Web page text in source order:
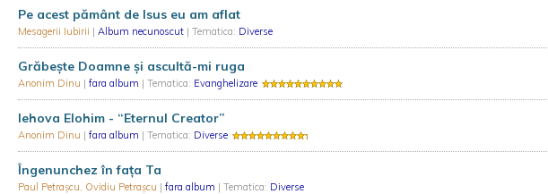
Pe acest pământ de Isus eu am aflat
Mesagerii Iubirii | Album necunoscut | Tematica: Diverse
Grăbeşte Doamne şi ascultă-mi ruga
Anonim Dinu | fara album | Tematica: Evanghelizare
Iehova Elohim - “Eternul Creator”
Anonim Dinu | fara album | Tematica: Diverse
Îngenunchez în faţa Ta
Paul Petrașcu, Ovidiu Petrașcu | fara album | Tematica: Diverse